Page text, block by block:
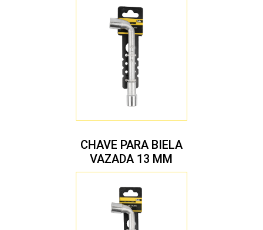
CHAVE PARA BIELA
VAZADA 13 MM